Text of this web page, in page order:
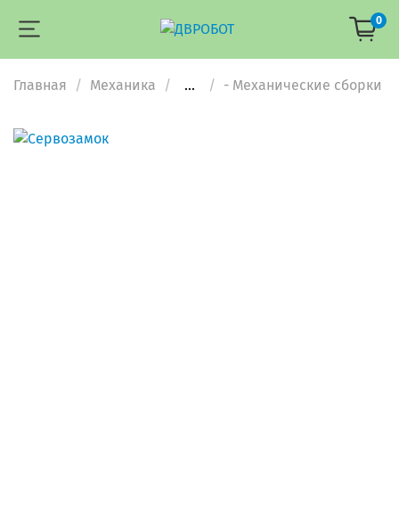
0
Главная Механика ... - Механические сборки